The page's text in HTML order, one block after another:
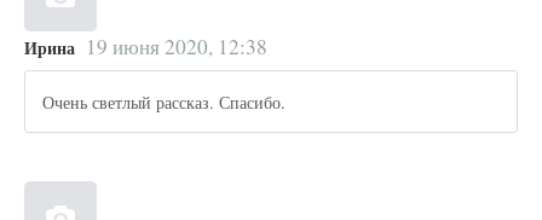
Ирина 19 июня 2020, 12:38
Очень светлый рассказ. Спасибо.